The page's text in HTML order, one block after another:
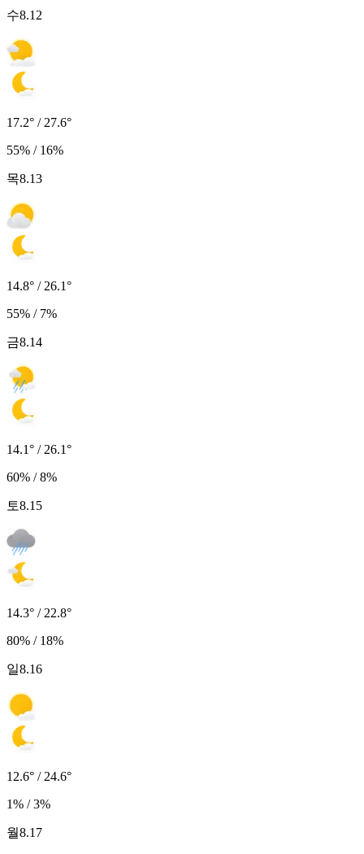
수8.12
17.2° / 27.6°
55% / 16%
목8.13
14.8° / 26.1°
55% / 7%
금8.14
14.1° / 26.1°
60% / 8%
토8.15
14.3° / 22.8°
80% / 18%
일8.16
12.6° / 24.6°
1% / 3%
월8.17